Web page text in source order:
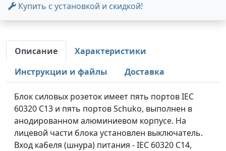
Купить с установкой и скидкой!
Описание
Характеристики
Инструкции и файлы
Доставка
Блок силовых розеток имеет пять портов IEC
60320 C13 и пять портов Schuko, выполнен в
анодированном алюминиевом корпусе. На
лицевой части блока установлен выключатель.
Вход кабеля (шнура) питания - IEC 60320 C14,